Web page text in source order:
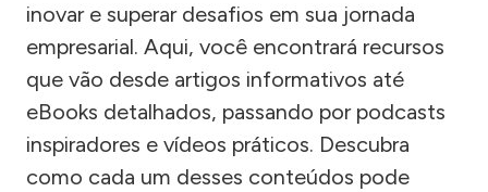
inovar e superar desafios em sua jornada
empresarial. Aqui, você encontrará recursos
que vão desde artigos informativos até
eBooks detalhados, passando por podcasts
inspiradores e vídeos práticos. Descubra
como cada um desses conteúdos pode